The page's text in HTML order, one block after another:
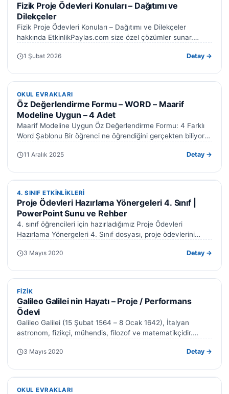
Fizik Proje Ödevleri Konuları – Dağıtımı ve
Dilekçeler
Fizik Proje Ödevleri Konuları – Dağıtımı ve Dilekçeler
hakkında EtkinlikPaylas.com size özel çözümler sunar.
1 Şubat 2026 Detay →
OKUL EVRAKLARI
OKUL EVRAKLARI
Öz Değerlendirme Formu – WORD – Maarif
Modeline Uygun – 4 Adet
Maarif Modeline Uygun Öz Değerlendirme Formu: 4 Farklı
Word Şablonu Bir öğrenci ne öğrendiğini gerçekten biliyor
11 Aralık 2025 Detay →
4. SINIF ETKINLIKLERI
4. SINIF ETKINLIKLERI
Proje Ödevleri Hazırlama Yönergeleri 4. Sınıf |
PowerPoint Sunu ve Rehber
4. sınıf öğrencileri için hazırladığımız Proje Ödevleri
Hazırlama Yönergeleri 4. Sınıf dosyası, proje ödevlerini
3 Mayıs 2020 Detay →
FIZIK
FIZIK
Galileo Galilei nin Hayatı – Proje / Performans
Ödevi
Galileo Galilei (15 Şubat 1564 – 8 Ocak 1642), İtalyan
astronom, fizikçi, mühendis, filozof ve matematikçidir.
3 Mayıs 2020 Detay →
OKUL EVRAKLARI
OKUL EVRAKLARI